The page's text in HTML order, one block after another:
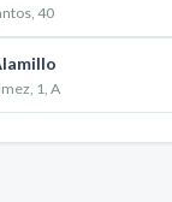
40
1, A